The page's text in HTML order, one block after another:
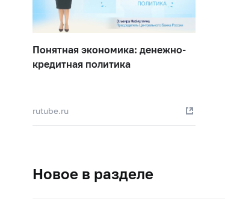
Понятная экономика: денежно-
кредитная политика
rutube.ru
Новое в разделе